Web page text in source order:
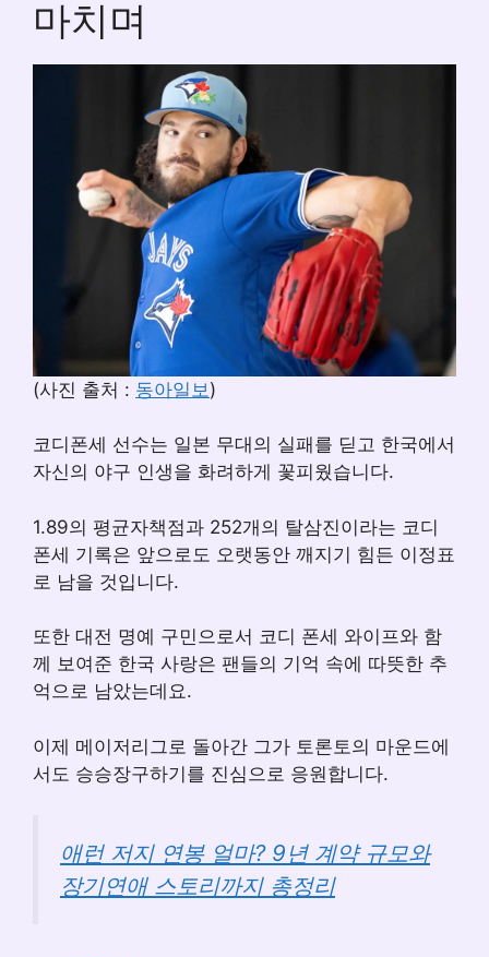
마치며
(사진 출처 : 동아일보 )
코디폰세 선수는 일본 무대의 실패를 딛고 한국에서
자신의 야구 인생을 화려하게 꽃피웠습니다.
1.89의 평균자책점과 252개의 탈삼진이라는 코디
폰세 기록은 앞으로도 오랫동안 깨지기 힘든 이정표
로 남을 것입니다.
또한 대전 명예 구민으로서 코디 폰세 와이프와 함
께 보여준 한국 사랑은 팬들의 기억 속에 따뜻한 추
억으로 남았는데요.
이제 메이저리그로 돌아간 그가 토론토의 마운드에
서도 승승장구하기를 진심으로 응원합니다.
애런 저지 연봉 얼마? 9년 계약 규모와
장기연애 스토리까지 총정리